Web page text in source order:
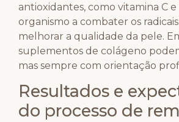
antioxidantes, como vitamina C e
organismo a combater os
melhorar a qualidade da pele.
suplementos de colágeno
mas sempre com orientação
Resultados e
do processo de